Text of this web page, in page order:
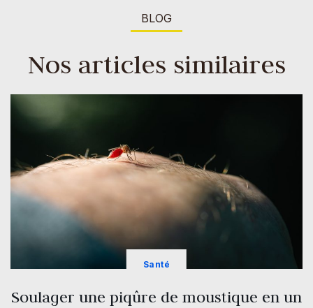
BLOG
Nos articles similaires
Santé
Soulager une piqûre de moustique en un